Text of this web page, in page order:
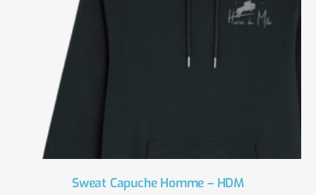
Sweat Capuche Homme – HDM